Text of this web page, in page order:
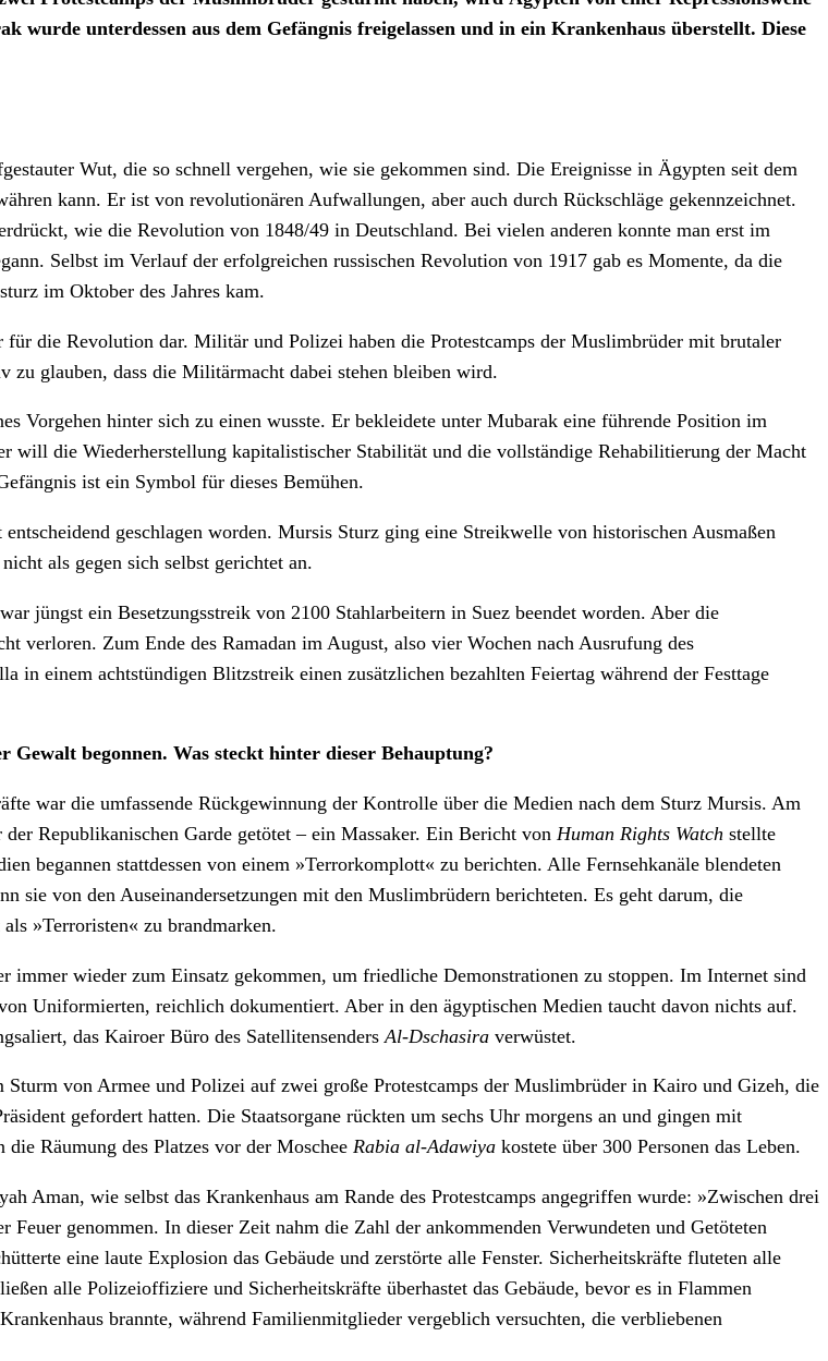
unterdessen aus dem Gefängnis freigelassen und in ein Krankenhaus überstellt. Diese
Wut, die so schnell vergehen, wie sie gekommen sind. Die Ereignisse in Ägypten seit dem
kann. Er ist von revolutionären Aufwallungen, aber auch durch Rückschläge gekennzeichnet.
wie die Revolution von 1848/49 in Deutschland. Bei vielen anderen konnte man erst im
Selbst im Verlauf der erfolgreichen russischen Revolution von 1917 gab es Momente, da die
im Oktober des Jahres kam.
die Revolution dar. Militär und Polizei haben die Protestcamps der Muslimbrüder mit brutaler
zu glauben, dass die Militärmacht dabei stehen bleiben wird.
Vorgehen hinter sich zu einen wusste. Er bekleidete unter Mubarak eine führende Position im
die Wiederherstellung kapitalistischer Stabilität und die vollständige Rehabilitierung der Macht
ist ein Symbol für dieses Bemühen.
geschlagen worden. Mursis Sturz ging eine Streikwelle von historischen Ausmaßen
als gegen sich selbst gerichtet an.
jüngst ein Besetzungsstreik von 2100 Stahlarbeitern in Suez beendet worden. Aber die
verloren. Zum Ende des Ramadan im August, also vier Wochen nach Ausrufung des
in einem achtstündigen Blitzstreik einen zusätzlichen bezahlten Feiertag während der Festtage
begonnen. Was steckt hinter dieser Behauptung?
war die umfassende Rückgewinnung der Kontrolle über die Medien nach dem Sturz Mursis. Am
Republikanischen Garde getötet – ein Massaker. Ein Bericht von Human Rights Watch stellte
begannen stattdessen von einem »Terrorkomplott« zu berichten. Alle Fernsehkanäle blendeten
sie von den Auseinandersetzungen mit den Muslimbrüdern berichteten. Es geht darum, die
»Terroristen« zu brandmarken.
wieder zum Einsatz gekommen, um friedliche Demonstrationen zu stoppen. Im Internet sind
Uniformierten, reichlich dokumentiert. Aber in den ägyptischen Medien taucht davon nichts auf.
das Kairoer Büro des Satellitensenders Al-Dschasira verwüstet.
von Armee und Polizei auf zwei große Protestcamps der Muslimbrüder in Kairo und Gizeh, die
gefordert hatten. Die Staatsorgane rückten um sechs Uhr morgens an und gingen mit
Räumung des Platzes vor der Moschee Rabia al-Adawiya kostete über 300 Personen das Leben.
Aman, wie selbst das Krankenhaus am Rande des Protestcamps angegriffen wurde: »Zwischen drei
genommen. In dieser Zeit nahm die Zahl der ankommenden Verwundeten und Getöteten
eine laute Explosion das Gebäude und zerstörte alle Fenster. Sicherheitskräfte fluteten alle
alle Polizeioffiziere und Sicherheitskräfte überhastet das Gebäude, bevor es in Flammen
brannte, während Familienmitglieder vergeblich versuchten, die verbliebenen